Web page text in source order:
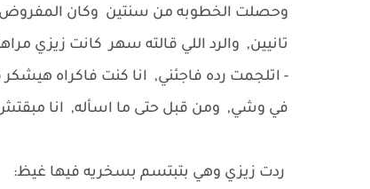
وحصلت الخطوبه من سنتين وكان المفروض
تانيين, والرد اللي قالته سهر كانت زيزي
- اتلجمت رده فاجئني, انا كنت فاكراه
في وشي, ومن قبل حتى ما اسأله, انا مبقتش
ردت زيزي وهي بتبتسم بسخريه فيها غيظ: